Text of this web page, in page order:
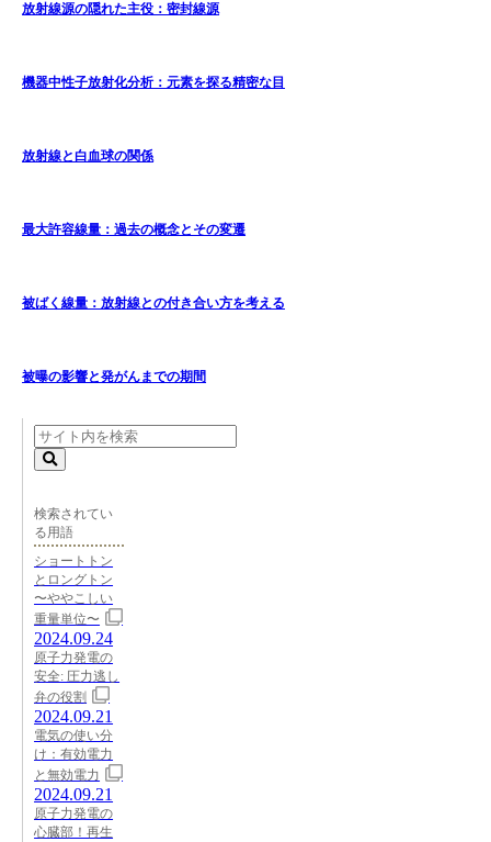
放射線源の隠れた主役：密封線源
機器中性子放射化分析：元素を探る精密な目
放射線と白血球の関係
最大許容線量：過去の概念とその変遷
被ばく線量：放射線との付き合い方を考える
被曝の影響と発がんまでの期間
検索されてい
る用語
ショートトン
とロングトン
〜ややこしい
重量単位〜
2024.09.24
原子力発電の
安全: 圧力逃し
弁の役割
2024.09.21
電気の使い分
け：有効電力
と無効電力
2024.09.21
原子力発電の
心臓部！再生